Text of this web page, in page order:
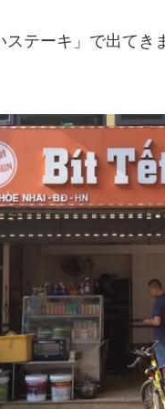
テーキ」で出てき